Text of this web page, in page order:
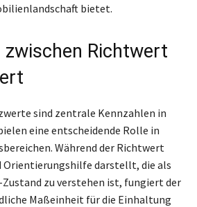
bietet.
zwischen Richtwert
sind zentrale Kennzahlen in
eine entscheidende Rolle in
Während der Richtwert
Orientierungshilfe darstellt, die als
zu verstehen ist, fungiert der
Maßeinheit für die Einhaltung